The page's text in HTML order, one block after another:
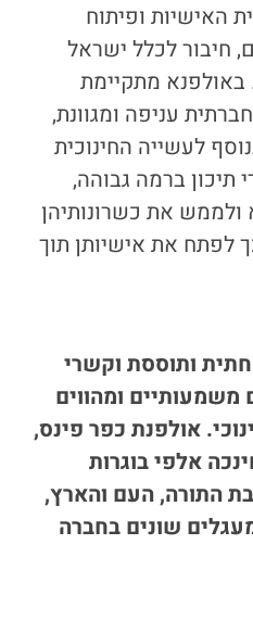
האישיות ופיתוח
חיבור לכלל ישראל
באולפנא מתקיימת
עניפה ומגוונת,
לעשייה החינוכית
תיכון ברמה גבוהה,
את כשרונותיהן
לפתח את אישיותן תוך
ותוססת וקשרי
משמעותיים ומהווים
אולפנת כפר פינס,
אלפי בוגרות
התורה, העם והארץ,
שונים בחברה